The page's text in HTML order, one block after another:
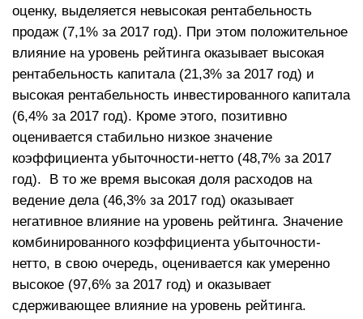
оценку, выделяется невысокая рентабельность
продаж (7,1% за 2017 год). При этом положительное
влияние на уровень рейтинга оказывает высокая
рентабельность капитала (21,3% за 2017 год) и
высокая рентабельность инвестированного капитала
(6,4% за 2017 год). Кроме этого, позитивно
оценивается стабильно низкое значение
коэффициента убыточности-нетто (48,7% за 2017
год). В то же время высокая доля расходов на
ведение дела (46,3% за 2017 год) оказывает
негативное влияние на уровень рейтинга. Значение
комбинированного коэффициента убыточности-
нетто, в свою очередь, оценивается как умеренно
высокое (97,6% за 2017 год) и оказывает
сдерживающее влияние на уровень рейтинга.